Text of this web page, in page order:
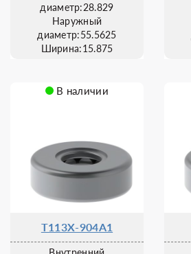
диаметр:28.829
Наружный
диаметр:55.5625
Ширина:15.875
В наличии
T113X-904A1